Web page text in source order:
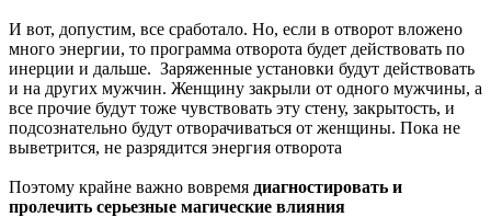
И вот, допустим, все сработало. Но, если в отворот вложено
много энергии, то программа отворота будет действовать по
инерции и дальше. Заряженные установки будут действовать
и на других мужчин. Женщину закрыли от одного мужчины, а
все прочие будут тоже чувствовать эту стену, закрытость, и
подсознательно будут отворачиваться от женщины. Пока не
выветрится, не разрядится энергия отворота
Поэтому крайне важно вовремя диагностировать и
пролечить серьезные магические влияния